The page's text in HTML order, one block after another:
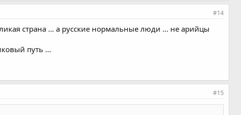
#14
страна ... а русские нормальные люди ... не арийцы
путь ...
#15